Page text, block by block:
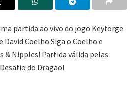
partida ao vivo do jogo Keyforge
Coelho Siga o Coelho e
& Nipples! Partida válida pelas
do Dragão!